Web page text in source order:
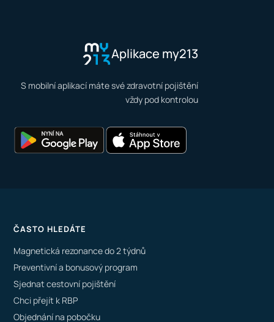
Aplikace my213
S mobilní aplikací máte své zdravotní pojištění
vždy pod kontrolou
ČASTO HLEDÁTE
Magnetická rezonance do 2 týdnů
Preventivní a bonusový program
Sjednat cestovní pojištění
Chci přejít k RBP
Objednání na pobočku